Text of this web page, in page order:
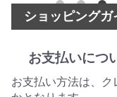
ショッピングガ
お支払いにつ
お支払い方法は、